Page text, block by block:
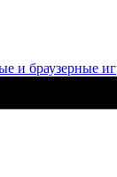
и браузерные